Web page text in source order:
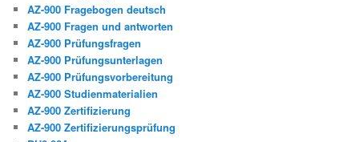
AZ-900 Fragebogen deutsch
AZ-900 Fragen und antworten
AZ-900 Prüfungsfragen
AZ-900 Prüfungsunterlagen
AZ-900 Prüfungsvorbereitung
AZ-900 Studienmaterialien
AZ-900 Zertifizierung
AZ-900 Zertifizierungsprüfung